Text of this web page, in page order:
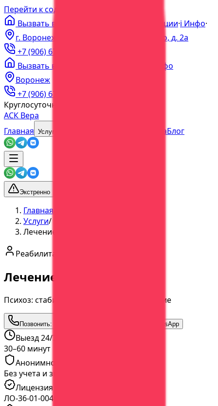
Перейти к содержимому
Вызвать врача на дом
Акции·ℹ️ Инфо·
г. Воронеж, пер. Богдана Хмельницкого, д. 2а
+7 (906) 679-60-00
Вызвать врача
Инфо
Воронеж
+7 (906) 679-60-00
Круглосуточно
АСК Вера
Главная Услуги Наша командаБлог
Экстренно
Главная
Услуги/
Лечение психоза
Реабилитация
Лечение психоза
Психоз: стабилизация состояния и лечение
Позвонить: Написать в WhatsApp
Выезд 24/7
30–60 минут
Анонимно
Без учета и звонков
Лицензия
ЛО-36-01-004065 от 05.03.2020